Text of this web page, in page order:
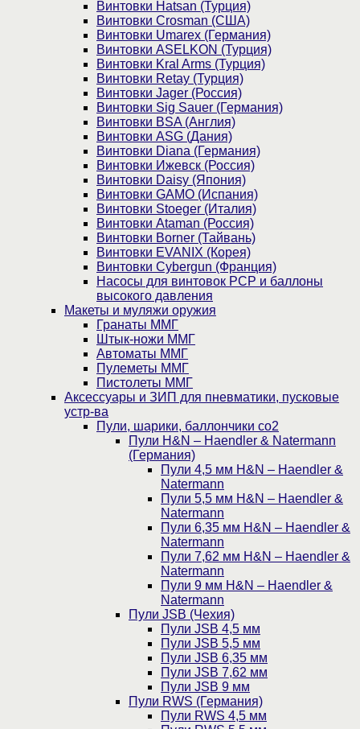
Винтовки Hatsan (Турция)
Винтовки Crosman (США)
Винтовки Umarex (Германия)
Винтовки ASELKON (Турция)
Винтовки Kral Arms (Турция)
Винтовки Retay (Турция)
Винтовки Jager (Россия)
Винтовки Sig Sauer (Германия)
Винтовки BSA (Англия)
Винтовки ASG (Дания)
Винтовки Diana (Германия)
Винтовки Ижевск (Россия)
Винтовки Daisy (Япония)
Винтовки GAMO (Испания)
Винтовки Stoeger (Италия)
Винтовки Ataman (Россия)
Винтовки Borner (Тайвань)
Винтовки EVANIX (Корея)
Винтовки Cybergun (Франция)
Насосы для винтовок PCP и баллоны
высокого давления
Макеты и муляжи оружия
Гранаты ММГ
Штык-ножи ММГ
Автоматы ММГ
Пулеметы ММГ
Пистолеты ММГ
Аксессуары и ЗИП для пневматики, пусковые
устр-ва
Пули, шарики, баллончики со2
Пули H&N – Haendler & Natermann
(Германия)
Пули 4,5 мм H&N – Haendler &
Natermann
Пули 5,5 мм H&N – Haendler &
Natermann
Пули 6,35 мм H&N – Haendler &
Natermann
Пули 7,62 мм H&N – Haendler &
Natermann
Пули 9 мм H&N – Haendler &
Natermann
Пули JSB (Чехия)
Пули JSB 4,5 мм
Пули JSB 5,5 мм
Пули JSB 6,35 мм
Пули JSB 7,62 мм
Пули JSB 9 мм
Пули RWS (Германия)
Пули RWS 4,5 мм